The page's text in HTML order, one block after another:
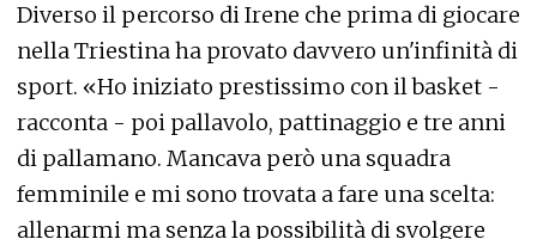
Diverso il percorso di Irene che prima di giocare
nella Triestina ha provato davvero un'infinità di
sport. «Ho iniziato prestissimo con il basket -
racconta - poi pallavolo, pattinaggio e tre anni
di pallamano. Mancava però una squadra
femminile e mi sono trovata a fare una scelta:
allenarmi ma senza la possibilità di svolgere